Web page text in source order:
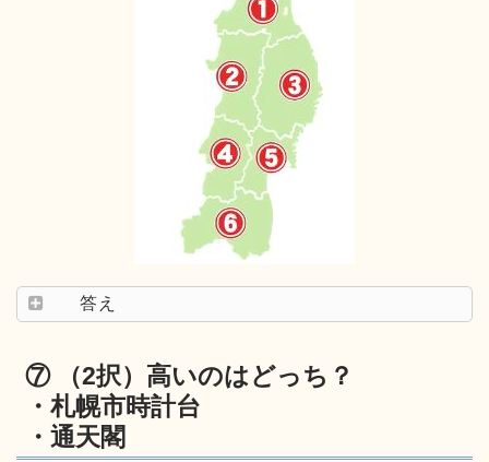
答え
⑦ （2択）高いのはどっち？
・札幌市時計台
・通天閣